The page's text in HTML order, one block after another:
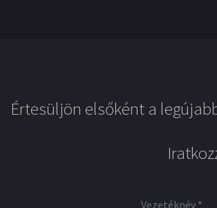
Értesüljön elsőként a